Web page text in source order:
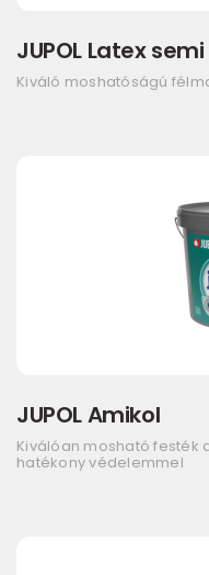
JUPOL Latex
Kiváló moshatóságú
JUPOL Amikol
Kiválóan mosható festék
hatékony védelemmel